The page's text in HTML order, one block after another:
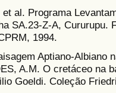
et al. Programa
SA.23-Z-A, Cururupu.
1994.
Aptiano-Albiano
A.M. O cretáceo na
Goeldi. Coleção